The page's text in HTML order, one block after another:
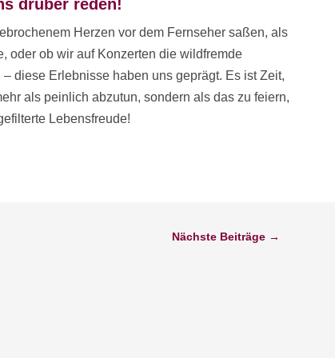
drüber reden!
Herzen vor dem Fernseher saßen, als
oder ob wir auf Konzerten die wildfremde
diese Erlebnisse haben uns geprägt. Es ist Zeit,
als peinlich abzutun, sondern als das zu feiern,
Lebensfreude!
Nächste Beiträge →